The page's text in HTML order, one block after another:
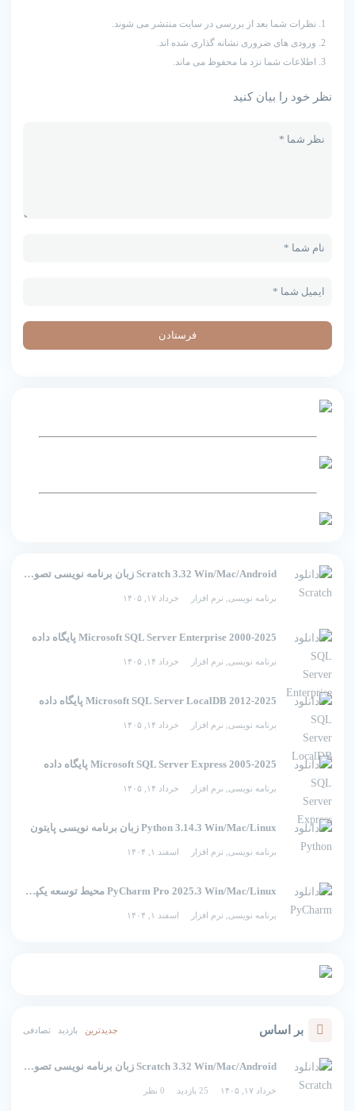
Scratch 3.32 Win/Mac/Android زبان برنامه نویسی تصویری اسکرچ
برنامه نویسی نرم افزار خرداد ۱۷, ۱۴۰۵
2000-2025 Microsoft SQL Server Enterprise پایگاه داده
برنامه نویسی نرم افزار خرداد ۱۴, ۱۴۰۵
2012-2025 Microsoft SQL Server LocalDB پایگاه داده
برنامه نویسی نرم افزار خرداد ۱۴, ۱۴۰۵
2005-2025 Microsoft SQL Server Express پایگاه داده
برنامه نویسی نرم افزار خرداد ۱۴, ۱۴۰۵
Python 3.14.3 Win/Mac/Linux زبان برنامه نویسی پایتون
برنامه نویسی نرم افزار اسفند ۱, ۱۴۰۴
PyCharm Pro 2025.3 Win/Mac/Linux محیط توسعه یکپارچه برای پایتون
برنامه نویسی نرم افزار اسفند ۱, ۱۴۰۴
بر اساس جدیدترین بازدید تصادفی
Scratch 3.32 Win/Mac/Android زبان برنامه نویسی تصویری اسکرچ
خرداد ۱۷, ۱۴۰۵ 25 بازدید 0 نظر
نظرات شما بعد از بررسی در سایت منتشر می شوند.
ورودی های ضروری نشانه گذاری شده اند.
اطلاعات شما نزد ما محفوظ می ماند.
نظر خود را بیان کنید